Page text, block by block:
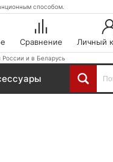
способом.
Сравнение Личный
России и в Беларусь